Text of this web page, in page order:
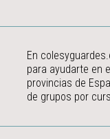
En
para ayudarte en
provincias de
de grupos por